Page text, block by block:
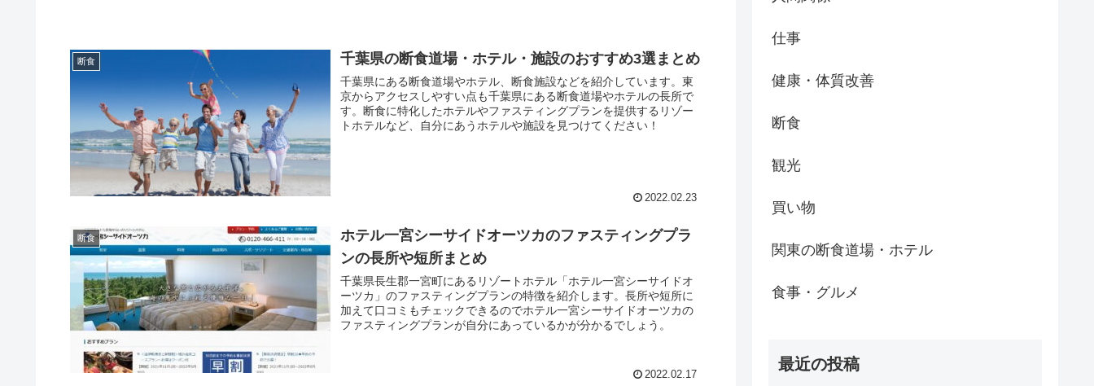
断食 千葉県の断食道場・ホテル・施設のおすすめ3選まとめ
千葉県にある断食道場やホテル、断食施設などを紹介しています。東
京からアクセスしやすい点も千葉県にある断食道場やホテルの長所で
す。断食に特化したホテルやファスティングプランを提供するリゾー
トホテルなど、自分にあうホテルや施設を見つけてください！
2022.02.23
断食
ホテル一宮シーサイドオーツカのファスティングプラ
ンの長所や短所まとめ
千葉県長生郡一宮町にあるリゾートホテル「ホテル一宮シーサイドオ
ーツカ」のファスティングプランの特徴を紹介します。長所や短所に
加えて口コミもチェックできるのでホテル一宮シーサイドオーツカの
ファスティングプランが自分にあっているかが分かるでしょう。
2022.02.17
仕事
健康・体質改善
断食
観光
買い物
関東の断食道場・ホテル
食事・グルメ
最近の投稿